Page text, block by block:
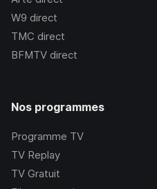
W9 direct
TMC direct
BFMTV direct
Nos programmes
Programme TV
TV Replay
TV Gratuit